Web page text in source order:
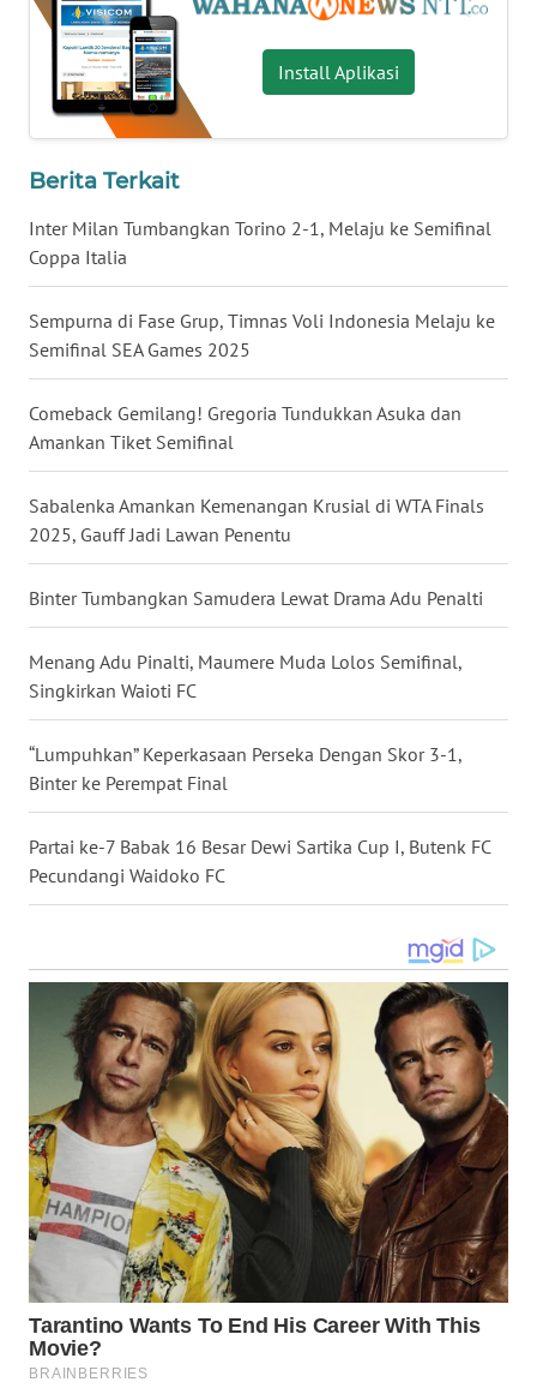
Install Aplikasi
Berita Terkait
Inter Milan Tumbangkan Torino 2-1, Melaju ke Semifinal
Coppa Italia
Sempurna di Fase Grup, Timnas Voli Indonesia Melaju ke
Semifinal SEA Games 2025
Comeback Gemilang! Gregoria Tundukkan Asuka dan
Amankan Tiket Semifinal
Sabalenka Amankan Kemenangan Krusial di WTA Finals
2025, Gauff Jadi Lawan Penentu
Binter Tumbangkan Samudera Lewat Drama Adu Penalti
Menang Adu Pinalti, Maumere Muda Lolos Semifinal,
Singkirkan Waioti FC
“Lumpuhkan” Keperkasaan Perseka Dengan Skor 3-1,
Binter ke Perempat Final
Partai ke-7 Babak 16 Besar Dewi Sartika Cup I, Butenk FC
Pecundangi Waidoko FC
WN
KALTENG
KALTARA
WN
KALSEL
WN
KALTIM
WN
SULSEL
WN
GORONTALO
WN
WN
WN
DAIRI
DANAU
TOBA
WN
NIAS
LANGKAT
WN
TAPANULI
SELATAN
WN
TANJUNG